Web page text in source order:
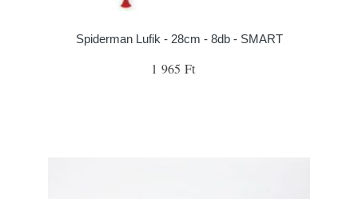
Spiderman Lufik - 28cm - 8db - SMART
1 965 Ft